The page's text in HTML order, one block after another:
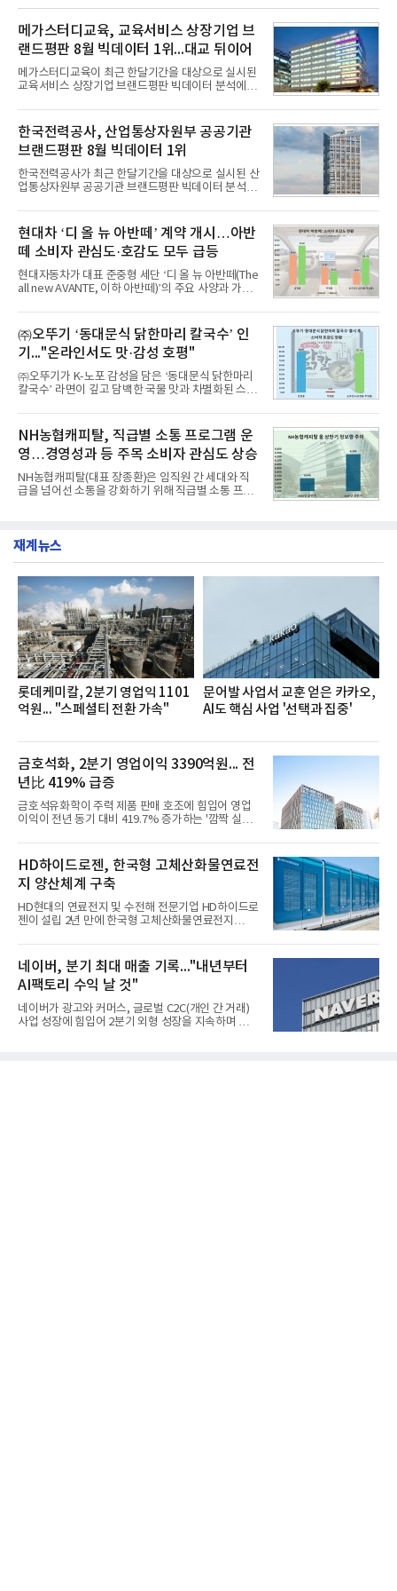
메가스터디교육, 교육서비스 상장기업 브
랜드평판 8월 빅데이터 1위...대교 뒤이어
메가스터디교육이 최근 한달기간을 대상으로 실시된
교육서비스 상장기업 브랜드평판 빅데이터 분석에서
일 한국기업평판연구소(소장 구창환)는 국내 교육서
비스 상장기업 브랜드를 대상으로 지난 7월 7일부터
8월 7일까지 수집된 소비자 빅데이터 10,074,233건
을 분석한 결과, 메가스터디교육이 브랜드평판지수
1,710,926을 기록하며 8월 1위에 올랐다고 밝혔다.
분석에 활용된 빅데이터는 지난 7월(9,491,206건) 대
비 6.14% 증가한 수치로, 교육서비스 상장기업 브랜
디교육, 대교, 디지
한국전력공사, 산업통상자원부 공공기관
브랜드평판 8월 빅데이터 1위
한국전력공사가 최근 한달기간을 대상으로 실시된 산
업통상자원부 공공기관 브랜드평판 빅데이터 분석에
이 순으로 뒤를 이었다.7일 한국기업평판연구소(소장
구창환)는 산업통상자원부 공공기관 41개 브랜드를
대상으로 지난 7월 7일부터 8월 7일까지 수집된 소비
자 빅데이터 91,102,549건을 분석한 결과, 한국전력
공사가 브랜드평판지수 10,670,633을 기록하며 8월
1위에 올랐다고 밝혔다. 분석에 활용된 빅데이터는 지
난 7월(88,893,823건) 대비 2.48% 증가한 수치다.연
수력원자력, 한국석
현대차 ‘디 올 뉴 아반떼’ 계약 개시…아반
떼 소비자 관심도·호감도 모두 급등
현대자동차가 대표 준중형 세단 ‘디 올 뉴 아반떼(The
all new AVANTE, 이하 아반떼)’의 주요 사양과 가격
떼는 6년 만에 선보이는 8세대 완전변경 모델로, ▲정
교한 선과 면을 중심으로 완성한 파격적인 디자인 ▲
과거 중형 세단 수준으로 확대된 차체 제원 ▲글로벌
최고 수준의 안전성 ▲성능과 효율을 동시에 높인 주
행 완성도 ▲첨단 편의 및 디지털 사양 적용 등을 통해
글로벌 준중형 세단의 새로운 기준을 세웠다.아반떼
는 가솔린 2.0과 1.6 하이브리드 두 가지 파워트레인
넘
㈜오뚜기 ‘동대문식 닭한마리 칼국수’ 인
기..."온라인서도 맛·감성 호평"
㈜오뚜기가 K-노포 감성을 담은 ‘동대문식 닭한마리
칼국수’ 라면이 깊고 담백한 국물 맛과 차별화된 스토
혔다.‘동대문식 닭한마리 칼국수’는 예상을 뛰어넘는
소비자 호응에 힘입어 지난 7월 13일 첫 선을 보인 지
단 18일 만에 누적 판매량 50만 개를 돌파하는 성과를
거두었다.이번 신제품은 개발진이 전국의 닭한마리
전문점을 직접 찾아 다니며 최적의 육수 비율을 완성
했다. 자극적이지 않으면서도 깊은 닭육수에 마늘의
개운한 풍미를 더했으며, 국물이 잘 배어들면서도 쫄
서도
NH농협캐피탈, 직급별 소통 프로그램 운
영…경영성과 등 주목 소비자 관심도 상승
NH농협캐피탈(대표 장종환)은 임직원 간 세대와 직
급을 넘어선 소통을 강화하기 위해 직급별 소통 프로
영지원부 홍보팀과 2026년 새로이(e)＊가 공동 주관
쳐 진행됐다.참고로 새로이(e)는 NH농협캐피탈 MZ
세대들로(과장~계장) 구성된 자율 참여조직으로, 조
직문화 혁신과 업무 효율성 향상을 위한 다양한 활동
을 추진하며,새로운 변화와 이로운 영향력을 조직전
반에 전파하는 역할
재계뉴스
롯데케미칼, 2분기 영업익 1101
억원... "스페셜티 전환 가속"
문어발 사업서 교훈 얻은 카카오,
AI도 핵심 사업 '선택과 집중'
금호석화, 2분기 영업이익 3390억원... 전
년比 419% 급증
금호석유화학이 주력 제품 판매 호조에 힘입어 영업
이익이 전년 동기 대비 419.7% 증가하는 '깜짝 실
업이익이 3390억원으로 지난해 동기보다 419.7% 증
가한 것으로 잠정 집계됐다고 7일 공시했다.매출은 2
조2682억원으로 지난해 동기 대비 27.9% 증가했다.
순이익은 3004억원으로 420.4% 늘었다.이번 호실적
은 주력 제품인 NB라텍스와 합성수지 판매 호조가 견
인한 것으로 풀이된다. 미국의 중국산 의료용 고무장
갑 관세 인상 이후 동남아 장갑업체의 가동률이 높아
성이 개선됐다.금호석유
HD하이드로젠, 한국형 고체산화물연료전
지 양산체계 구축
HD현대의 연료전지 및 수전해 전문기업 HD하이드로
젠이 설립 2년 만에 한국형 고체산화물연료전지
본격적인 시장 공략에 나선다.HD하이드로젠은 최근
한국전기안전공사(KESCO)로부터 SOFC 발전설비
‘HD250’과 ‘HD300’, 제조시설에 대한 사용전검사를
완료하고 제품 양산체계 구축했다고 밝혔다.HD250
과 HD300은 각각 249kW급과 285kW급의 중소형 발
전용 SOFC 제품이다. 이번 검사를 통해 HD하이드로
젠은 제품과 제조시설의 전기설비 안전성과 적합성을
네이버, 분기 최대 매출 기록..."내년부터
AI팩토리 수익 날 것"
네이버가 광고와 커머스, 글로벌 C2C(개인 간 거래)
사업 성장에 힘입어 2분기 외형 성장을 지속하며 역대